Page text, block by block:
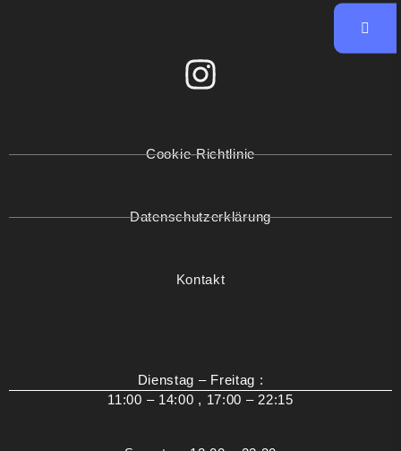
Cookie-Richtlinie
Datenschutzerklärung
Kontakt
Dienstag – Freitag :
11:00 – 14:00 , 17:00 – 22:15